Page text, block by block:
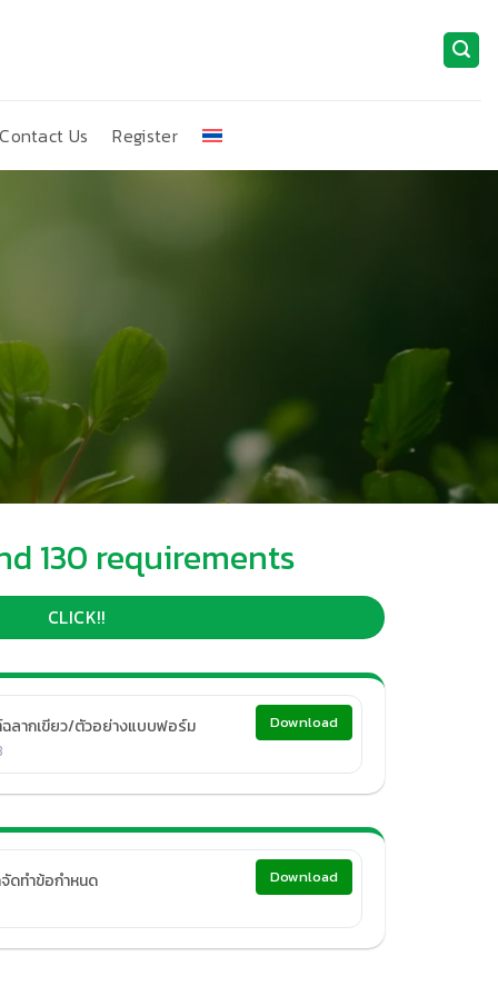
Contact Us Register
130 requirements
CLICK!!
ลากเขียว/ตัวอย่างแบบฟอร์ม
Download
ดทำข้อกำหนด
Download